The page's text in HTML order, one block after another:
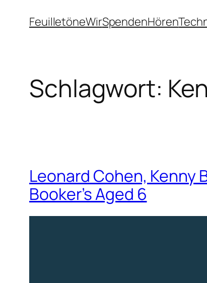
InhaltFeuilletöneWirSpendenHören
Schlagwort:
Leonard Cohen, Kenny
Booker’s Aged 6